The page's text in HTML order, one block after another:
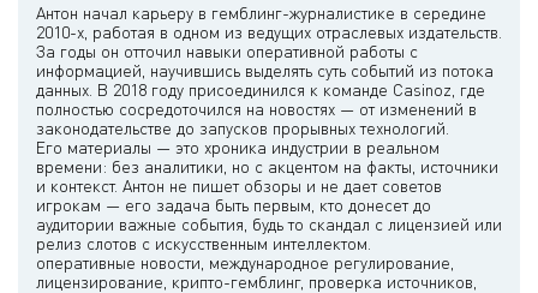
Антон начал карьеру в гемблинг-журналистике в середине
2010-х, работая в одном из ведущих отраслевых издательств.
За годы он отточил навыки оперативной работы с
информацией, научившись выделять суть событий из потока
данных. В 2018 году присоединился к команде Casinoz, где
полностью сосредоточился на новостях — от изменений в
законодательстве до запусков прорывных технологий.
Его материалы — это хроника индустрии в реальном
времени: без аналитики, но с акцентом на факты, источники
и контекст. Антон не пишет обзоры и не дает советов
игрокам — его задача быть первым, кто донесет до
аудитории важные события, будь то скандал с лицензией или
релиз слотов с искусственным интеллектом.
оперативные новости, международное регулирование,
лицензирование, крипто-гемблинг, проверка источников,